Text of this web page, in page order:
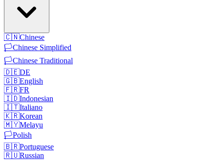
🇨🇳Chinese
🏳️Chinese Simplified
🏳️Chinese Traditional
🇩🇪DE
🇬🇧English
🇫🇷FR
🇮🇩Indonesian
🇮🇹Italiano
🇰🇷Korean
🇲🇾Melayu
🏳️Polish
🇧🇷Portuguese
🇷🇺Russian